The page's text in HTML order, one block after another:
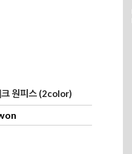
크 원피스 (2color)